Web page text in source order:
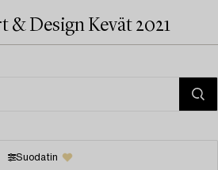
Design Kevät 2021
Suodatin